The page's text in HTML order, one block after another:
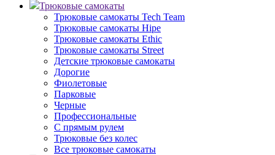
Трюковые самокаты
Трюковые самокаты Tech Team
Трюковые самокаты Hipe
Трюковые самокаты Ethic
Трюковые самокаты Street
Детские трюковые самокаты
Дорогие
Фиолетовые
Парковые
Черные
Профессиональные
С прямым рулем
Трюковые без колес
Все трюковые самокаты